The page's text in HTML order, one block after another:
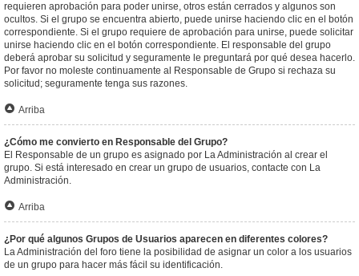
requieren aprobación para poder unirse, otros están cerrados y algunos son
ocultos. Si el grupo se encuentra abierto, puede unirse haciendo clic en el botón
correspondiente. Si el grupo requiere de aprobación para unirse, puede solicitar
unirse haciendo clic en el botón correspondiente. El responsable del grupo
deberá aprobar su solicitud y seguramente le preguntará por qué desea hacerlo.
Por favor no moleste continuamente al Responsable de Grupo si rechaza su
solicitud; seguramente tenga sus razones.
Arriba
¿Cómo me convierto en Responsable del Grupo?
El Responsable de un grupo es asignado por La Administración al crear el
grupo. Si está interesado en crear un grupo de usuarios, contacte con La
Administración.
Arriba
¿Por qué algunos Grupos de Usuarios aparecen en diferentes colores?
La Administración del foro tiene la posibilidad de asignar un color a los usuarios
de un grupo para hacer más fácil su identificación.